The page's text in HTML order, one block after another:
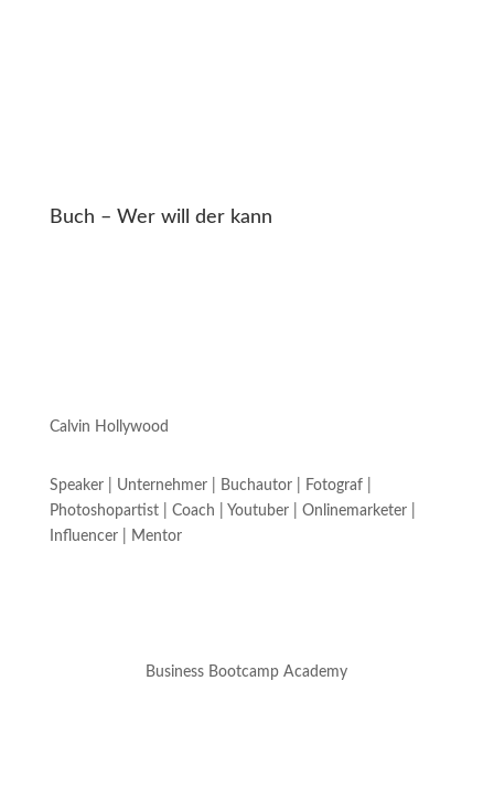
Buch – Wer will der kann
Calvin Hollywood
Speaker | Unternehmer | Buchautor | Fotograf |
Photoshopartist | Coach | Youtuber | Onlinemarketer |
Influencer | Mentor
Business Bootcamp Academy